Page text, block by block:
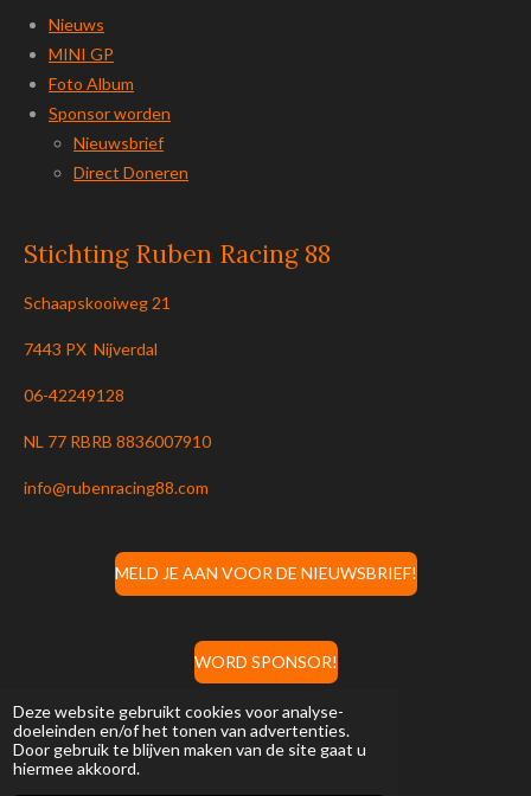
Deze website gebruikt cookies voor analyse-
doeleinden en/of het tonen van advertenties.
Door gebruik te blijven maken van de site gaat u
hiermee akkoord.
Nieuws
MINI GP
Foto Album
Sponsor worden
Nieuwsbrief
Direct Doneren
Stichting Ruben Racing 88
Schaapskooiweg 21
7443 PX Nijverdal
06-42249128
NL 77 RBRB 8836007910
info@rubenracing88.com
MELD JE AAN VOOR DE NIEUWSBRIEF!
WORD SPONSOR!
F
I
W
Y